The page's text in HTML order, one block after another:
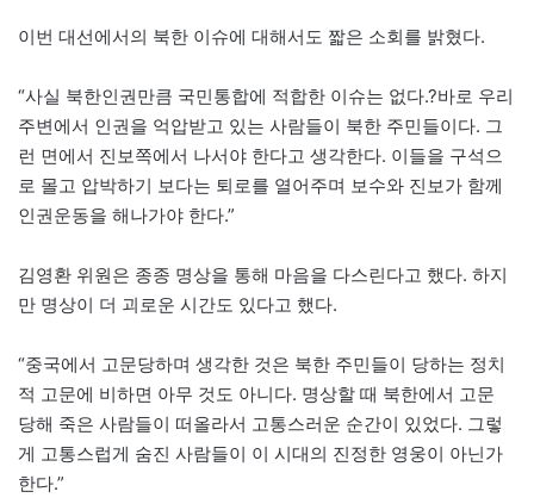
이번 대선에서의 북한 이슈에 대해서도 짧은 소회를 밝혔다.
“사실 북한인권만큼 국민통합에 적합한 이슈는 없다.?바로 우리
주변에서 인권을 억압받고 있는 사람들이 북한 주민들이다. 그
런 면에서 진보쪽에서 나서야 한다고 생각한다. 이들을 구석으
로 몰고 압박하기 보다는 퇴로를 열어주며 보수와 진보가 함께
인권운동을 해나가야 한다.”
김영환 위원은 종종 명상을 통해 마음을 다스린다고 했다. 하지
만 명상이 더 괴로운 시간도 있다고 했다.
“중국에서 고문당하며 생각한 것은 북한 주민들이 당하는 정치
적 고문에 비하면 아무 것도 아니다. 명상할 때 북한에서 고문
당해 죽은 사람들이 떠올라서 고통스러운 순간이 있었다. 그렇
게 고통스럽게 숨진 사람들이 이 시대의 진정한 영웅이 아닌가
한다.”